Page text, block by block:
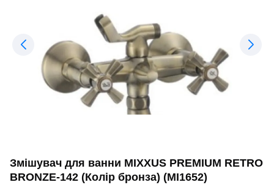
Змішувач для ванни MIXXUS PREMIUM RETRO
BRONZE-142 (Колір бронза) (MI1652)